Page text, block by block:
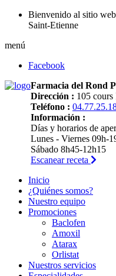
Bienvenido al sitio
Saint-Etienne
menú
Facebook
Farmacia del Rond
Dirección : 105
Teléfono :
Información :
Días y horarios de
Lunes - Viernes 09h-
Sábado 8h45-12h15
Escanear receta
Inicio
¿Quiénes somos?
Nuestro equipo
Promociones
Baclofen
Amoxil
Atarax
Orlistat
Nuestros servicios